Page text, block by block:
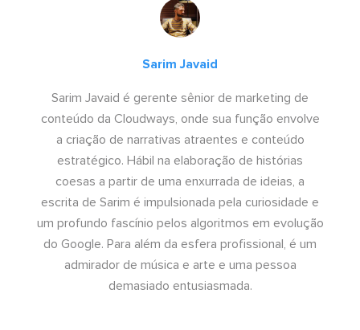
Sarim Javaid
Sarim Javaid é gerente sênior de marketing de
conteúdo da Cloudways, onde sua função envolve
a criação de narrativas atraentes e conteúdo
estratégico. Hábil na elaboração de histórias
coesas a partir de uma enxurrada de ideias, a
escrita de Sarim é impulsionada pela curiosidade e
um profundo fascínio pelos algoritmos em evolução
do Google. Para além da esfera profissional, é um
admirador de música e arte e uma pessoa
demasiado entusiasmada.